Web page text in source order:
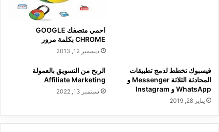
احمي متصفك GOOGLE
CHROME بكلمة مرور
ديسمبر 12, 2013
فيسبوك تخطط لدمج تطبيقات
المحادثة الثلاثة Messenger و
WhatsApp و Instagram
يناير 28, 2019
الربح من التسويق بالعمولة
Affiliate Marketing
سبتمبر 13, 2022